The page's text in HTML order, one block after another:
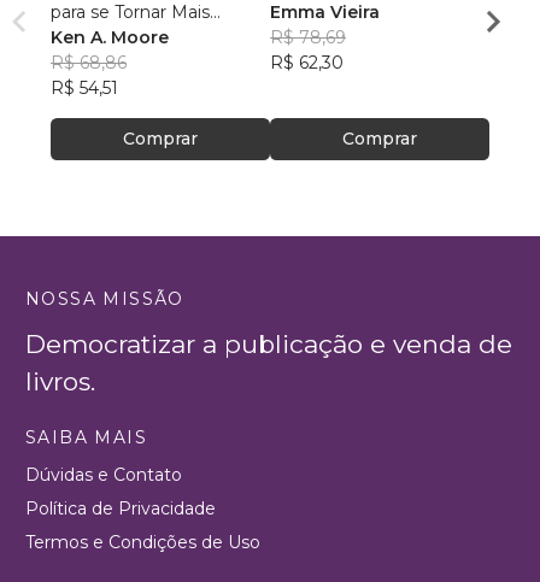
para se Tornar Mais
Interessante!
Ken A. Moore
R$ 68,86
R$ 54,51
Comprar
Emma Vieira
R$ 78,69
R$ 62,30
Comprar
NOSSA MISSÃO
Democratizar a publicação e venda de
livros.
SAIBA MAIS
Dúvidas e Contato
Política de Privacidade
Termos e Condições de Uso